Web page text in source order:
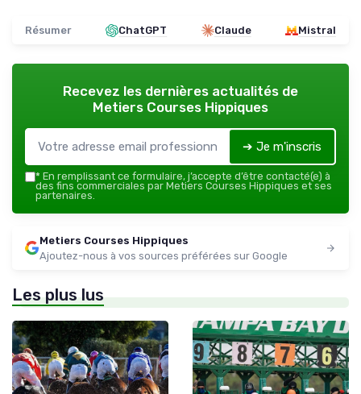
Résumer ChatGPT Claude Mistral
Recevez les dernières actualités de
Metiers Courses Hippiques
➔ Je m'inscris
* En remplissant ce formulaire, j’accepte d’être contacté(e) à
des fins commerciales par Metiers Courses Hippiques et ses
partenaires.
Metiers Courses Hippiques
Ajoutez-nous à vos sources préférées sur Google
Les plus lus